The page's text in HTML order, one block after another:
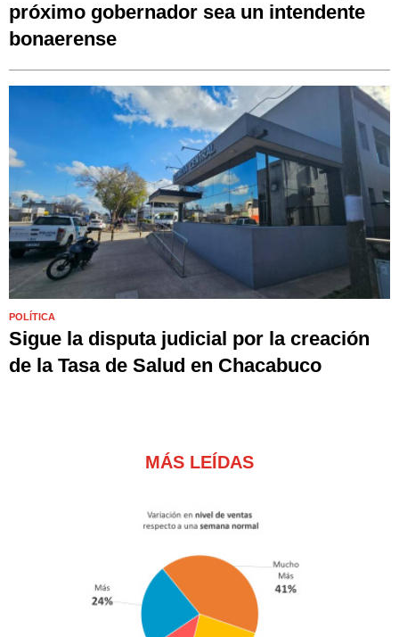
próximo gobernador sea un intendente
bonaerense
POLÍTICA
Sigue la disputa judicial por la creación
de la Tasa de Salud en Chacabuco
MÁS LEÍDAS